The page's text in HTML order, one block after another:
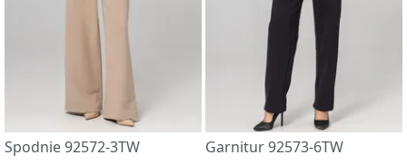
Spodnie 92572-3TW Garnitur 92573-6TW